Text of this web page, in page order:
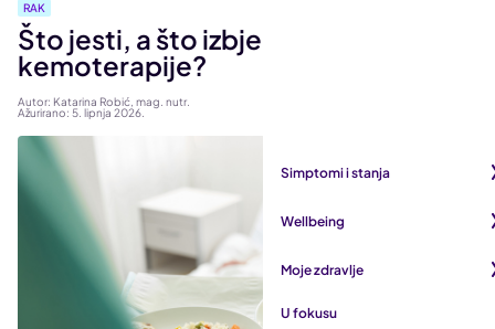
Simptomi i stanja
Bubrezi i mokraćni sustav
Dišni sustav
Wellbeing
Moje zdravlje
Pogledaj sve iz kategorije
U fokusu
RAK
Što jesti, a što izbjegavati za vrijeme
kemoterapije?
Autor: Katarina Robić, mag. nutr.
Ažurirano: 5. lipnja 2026.